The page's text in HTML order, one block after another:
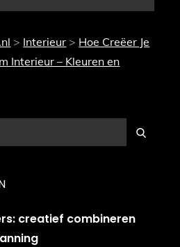
> Interieur > Hoe Creëer Je
Interieur – Kleuren en
Search
creatief combineren